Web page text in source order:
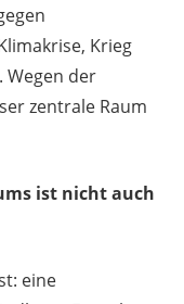
Krieg
der
zentrale Raum
ist nicht auch
eine